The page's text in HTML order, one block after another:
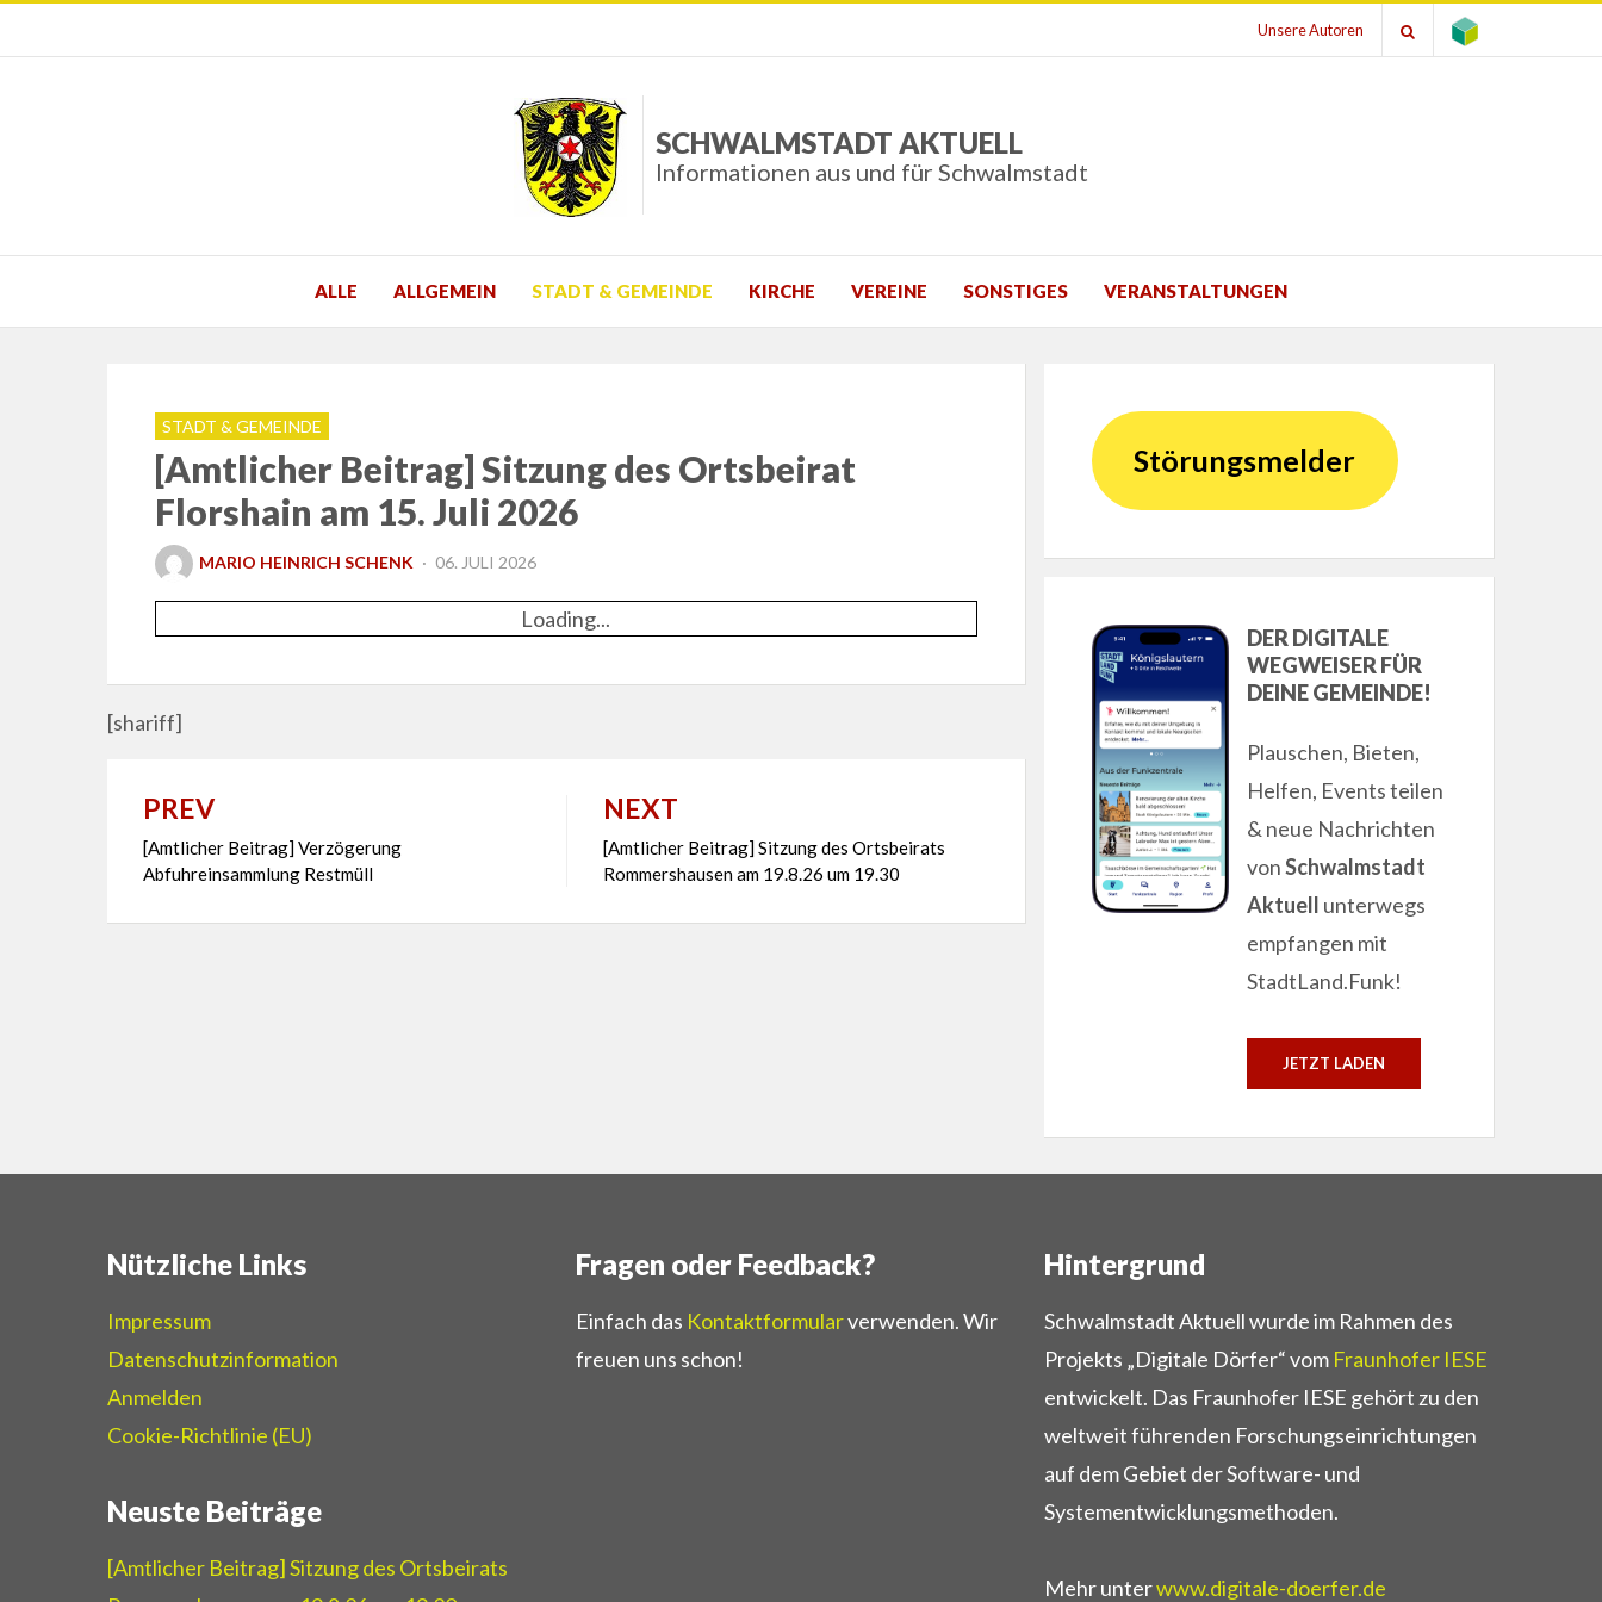
Unsere Autoren
SCHWALMSTADT AKTUELL
Informationen aus und für Schwalmstadt
ALLE ALLGEMEIN STADT & GEMEINDE KIRCHE VEREINE SONSTIGES VERANSTALTUNGEN
STADT & GEMEINDE
[Amtlicher Beitrag] Sitzung des Ortsbeirat
Florshain am 15. Juli 2026
MARIO HEINRICH SCHENK
POSTED
06. JULI 2026
Loading...
[shariff]
Beitragsnavigation
PREV
[Amtlicher Beitrag] Verzögerung
Abfuhreinsammlung Restmüll
NEXT
[Amtlicher Beitrag] Sitzung des Ortsbeirats
Rommershausen am 19.8.26 um 19.30
Störungsmelder
DER DIGITALE
WEGWEISER FÜR
DEINE GEMEINDE!
Plauschen, Bieten,
Helfen, Events teilen
& neue Nachrichten
vonSchwalmstadt
Aktuell unterwegs
empfangen mit
StadtLand.Funk!
JETZT LADEN
Nützliche Links
Impressum
Datenschutzinformation
Anmelden
Cookie-Richtlinie (EU)
Neuste Beiträge
[Amtlicher Beitrag] Sitzung des Ortsbeirats
Fragen oder Feedback?
Einfach das Kontaktformularverwenden. Wir
freuen uns schon!
Hintergrund
Schwalmstadt Aktuell wurde im Rahmen des
Projekts „Digitale Dörfer“ vom Fraunhofer IESE
entwickelt. Das Fraunhofer IESE gehört zu den
weltweit führenden Forschungseinrichtungen
auf dem Gebiet der Software- und
Systementwicklungsmethoden.
Mehr unterwww.digitale-doerfer.de